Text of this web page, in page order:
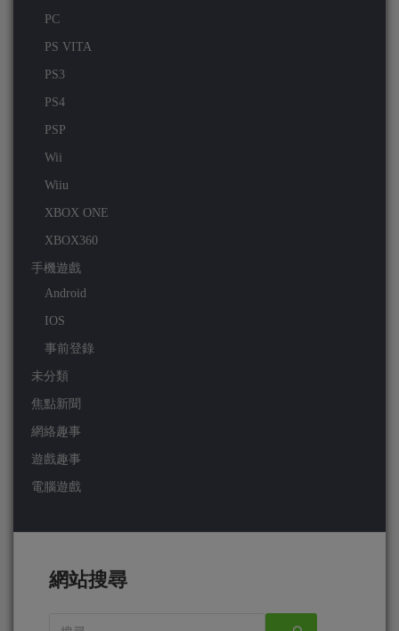
PC
PS VITA
PS3
PS4
PSP
Wii
Wiiu
XBOX ONE
XBOX360
手機遊戲
Android
IOS
事前登錄
未分類
焦點新聞
網絡趣事
遊戲趣事
電腦遊戲
網站搜尋